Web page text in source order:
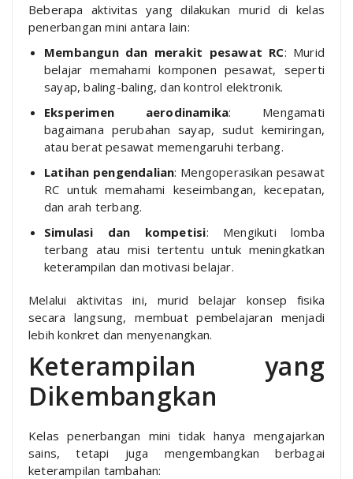
Beberapa aktivitas yang dilakukan murid di kelas
penerbangan mini antara lain:
Membangun dan merakit pesawat RC: Murid
belajar memahami komponen pesawat, seperti
sayap, baling-baling, dan kontrol elektronik.
Eksperimen aerodinamika: Mengamati
bagaimana perubahan sayap, sudut kemiringan,
atau berat pesawat memengaruhi terbang.
Latihan pengendalian: Mengoperasikan pesawat
RC untuk memahami keseimbangan, kecepatan,
dan arah terbang.
Simulasi dan kompetisi: Mengikuti lomba
terbang atau misi tertentu untuk meningkatkan
keterampilan dan motivasi belajar.
Melalui aktivitas ini, murid belajar konsep fisika
secara langsung, membuat pembelajaran menjadi
lebih konkret dan menyenangkan.
Keterampilan yang
Dikembangkan
Kelas penerbangan mini tidak hanya mengajarkan
sains, tetapi juga mengembangkan berbagai
keterampilan tambahan: